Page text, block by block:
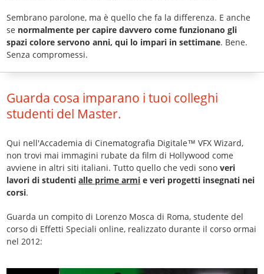
Sembrano parolone, ma è quello che fa la differenza. E anche
se normalmente per capire davvero come funzionano gli
spazi colore servono anni, qui lo impari in settimane. Bene.
Senza compromessi.
Guarda cosa imparano i tuoi colleghi
studenti del Master.
Qui nell'Accademia di Cinematografia Digitale™ VFX Wizard,
non trovi mai immagini rubate da film di Hollywood come
avviene in altri siti italiani. Tutto quello che vedi sonoveri
lavori di studentialle prime armi e veri progetti insegnati nei
corsi.
Guarda un compito di Lorenzo Mosca di Roma, studente del
corso di Effetti Speciali online, realizzato durante il corso ormai
nel 2012: